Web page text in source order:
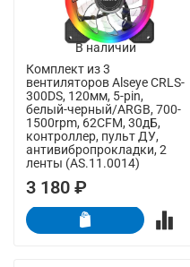
В наличии
Комплект из 3
вентиляторов Alseye CRLS-
300DS, 120мм, 5-pin,
белый-черный/ARGB, 700-
1500rpm, 62CFM, 30дБ,
контроллер, пульт ДУ,
антивибропрокладки, 2
ленты (AS.11.0014)
3 180 ₽